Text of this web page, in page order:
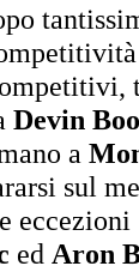
Devin
a
sul
ed Aron